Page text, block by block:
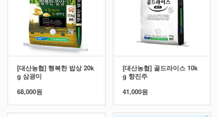
[대산농협] 행복한 밥상 20k
g 삼광미
68,000원
[대산농협] 골드라이스 10k
g 향진주
41,000원